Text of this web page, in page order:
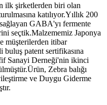
ilk şirketlerden biri olan
katılıyor.Yıllık 200
GABA'yı fermente
seçtik.Malzememiz Japonya
müşterilerden itibar
patent sertifikasına
Sanayi Derneği'nin ikinci
Zebra balığı
ve Duygu Giderme